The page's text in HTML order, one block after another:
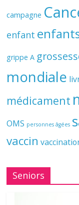
campagne
enfant
grippe A
mondiale
médicament
OMS personnes âgées
vaccin
Seniors